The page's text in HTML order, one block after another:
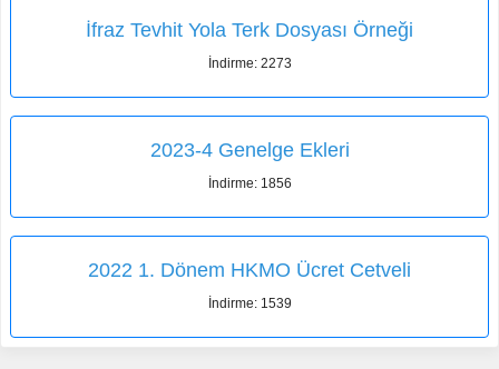
İfraz Tevhit Yola Terk Dosyası Örneği
İndirme: 2273
2023-4 Genelge Ekleri
İndirme: 1856
2022 1. Dönem HKMO Ücret Cetveli
İndirme: 1539